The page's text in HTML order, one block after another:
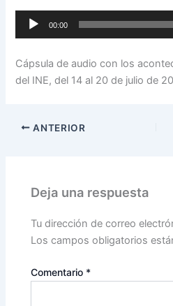
Reproductor
00:00
Cápsula de audio con los
del INE, del 14 al 20 de julio de
ANTERIOR
Deja una respuesta
Tu dirección de correo
Los campos obligatorios
Comentario *